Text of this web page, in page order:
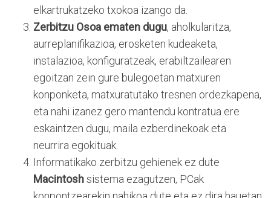
elkartrukatzeko txokoa izango da.
Zerbitzu Osoa ematen dugu, aholkularitza,
aurreplanifikazioa, erosketen kudeaketa,
instalazioa, konfiguratzeak, erabiltzailearen
egoitzan zein gure bulegoetan matxuren
konponketa, matxuratutako tresnen ordezkapena,
eta nahi izanez gero mantendu kontratua ere
eskaintzen dugu, maila ezberdinekoak eta
neurrira egokituak.
Informatikako zerbitzu gehienek ez dute
Macintoshsistema ezagutzen, PCak